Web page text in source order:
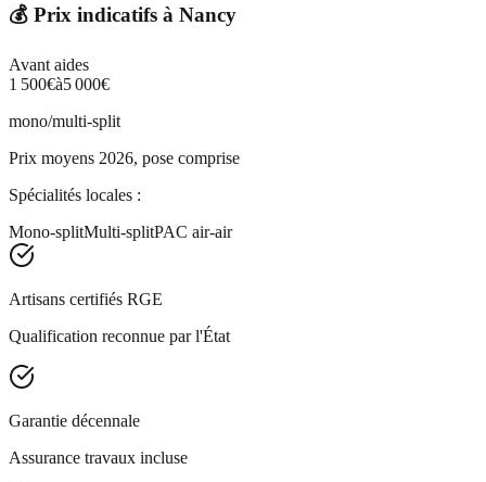
💰 Prix indicatifs à Nancy
Avant aides
1 500€à5 000€
mono/multi-split
Prix moyens 2026, pose comprise
Spécialités locales :
Mono-splitMulti-splitPAC air-air
Artisans certifiés RGE
Qualification reconnue par l'État
Garantie décennale
Assurance travaux incluse